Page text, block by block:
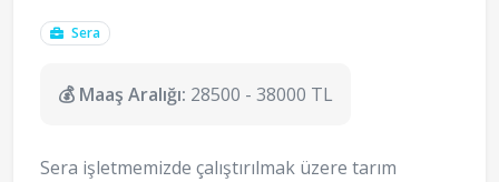
Sera
💰 Maaş Aralığı: 28500 - 38000 TL
Sera işletmemizde çalıştırılmak üzere tarım